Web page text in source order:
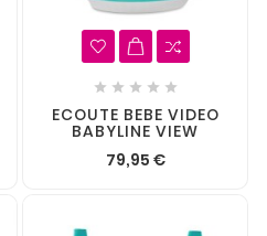
    
ECOUTE BEBE VIDEO
BABYLINE VIEW
79,95 €